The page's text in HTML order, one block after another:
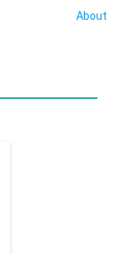
About